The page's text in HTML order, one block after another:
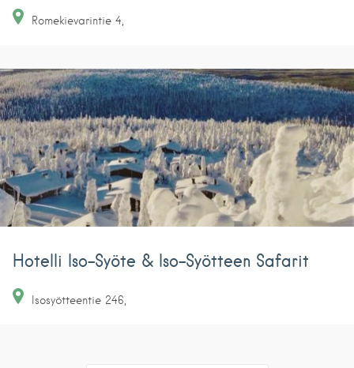
Romekievarintie 4
Hotelli Iso-Syöte & Iso-Syötteen Safarit
Isosyötteentie 246